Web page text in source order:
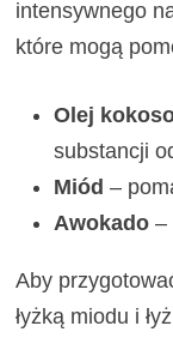
intensywnego
które mogą
Olej
substancji
Miód –
Awokado –
Aby
łyżką miodu i